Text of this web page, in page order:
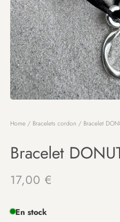
Home / Bracelets cordon / Bracelet
Bracelet
17,00 €
En stock